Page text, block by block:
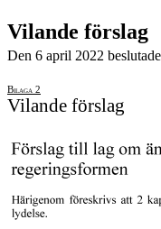
Vilande förslag
Den 6 april 2022
Bilaga 2
Vilande förslag